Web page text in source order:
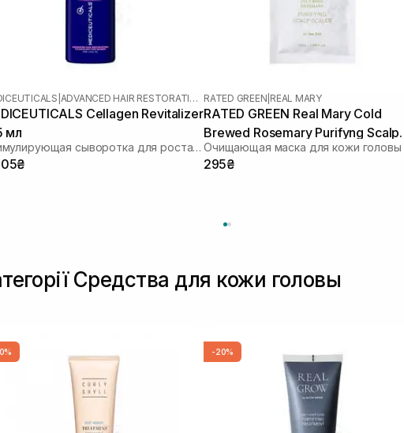
ADVANCED HAIR RESTORATION TECHNOLOGY WOMEN
Cellagen Revitalizer
мл
Стимулирующая сыворотка для роста волос и здоровья кожи головы
RATED GREEN REAL MARY
RATED GREEN Real Mary Cold
Brewed Rosemary Purifyng Scalp
Scaler 50 мл
295₴
Средства для кожи головы
-20%